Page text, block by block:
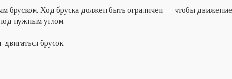
бруском. Ход бруска должен быть ограничен — чтобы движение
нужным углом.
брусок.